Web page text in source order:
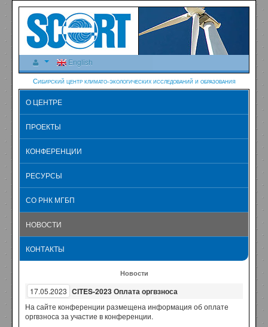
English
Сибирский центр климато-экологических исследований и образования
О ЦЕНТРЕ
ПРОЕКТЫ
КОНФЕРЕНЦИИ
РЕСУРСЫ
СО РНК МГБП
НОВОСТИ
КОНТАКТЫ
Новости
17.05.2023 CITES-2023 Оплата оргвзноса
На сайте конференции размещена информация об оплате
оргвзноса за участие в конференции.